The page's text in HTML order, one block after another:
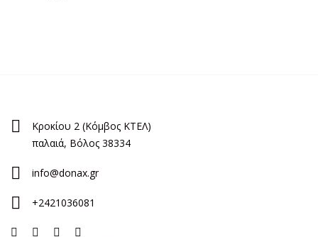
Κροκίου 2 (Κόμβος ΚΤΕΛ)
παλαιά, Βόλος 38334
info@donax.gr
+2421036081